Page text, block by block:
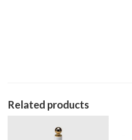
Related products